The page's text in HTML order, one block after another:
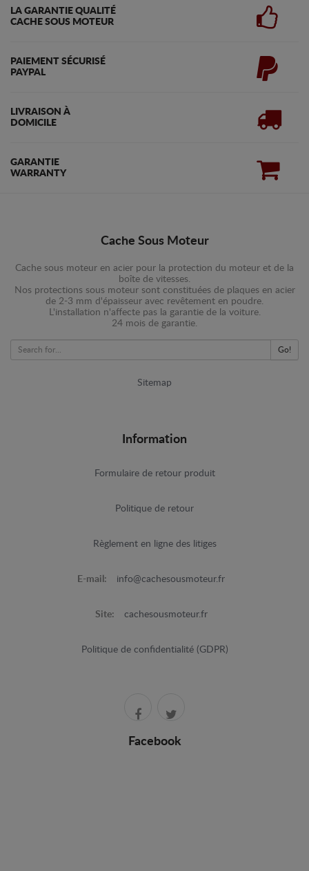
LA GARANTIE QUALITÉ
CACHE SOUS MOTEUR
PAIEMENT SÉCURISÉ
PAYPAL
LIVRAISON À
DOMICILE
GARANTIE
WARRANTY
Cache Sous Moteur
Cache sous moteur en acier pour la protection du moteur et de la
boîte de vitesses.
Nos protections sous moteur sont constituées de plaques en acier
de 2-3 mm d'épaisseur avec revêtement en poudre.
L'installation n'affecte pas la garantie de la voiture.
24 mois de garantie.
Go!
Sitemap
Information
Formulaire de retour produit
Politique de retour
Règlement en ligne des litiges
E-mail: info@cachesousmoteur.fr
Site: cachesousmoteur.fr
Politique de confidentialité (GDPR)
Facebook